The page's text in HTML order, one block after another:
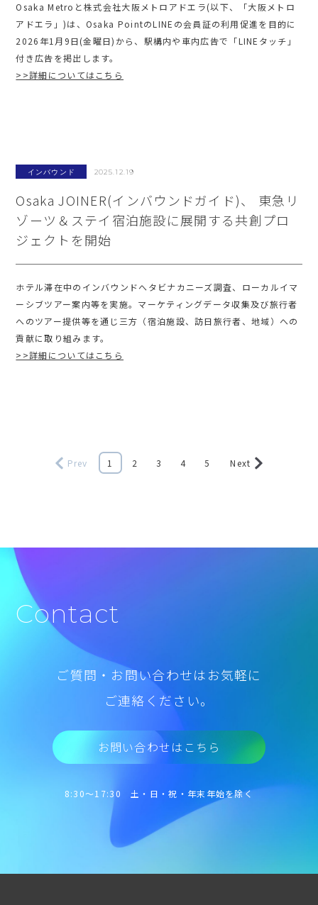
Osaka Metroと株式会社大阪メトロアドエラ(以下、「大阪メトロ
アドエラ」)は、Osaka PointのLINEの会員証の利用促進を目的に
2026年1月9日(金曜日)から、駅構内や車内広告で「LINEタッチ」
付き広告を掲出します。
>>詳細についてはこちら
インバウンド 2025.12.19
Osaka JOINER(インバウンドガイド)、 東急リ
ゾーツ＆ステイ宿泊施設に展開する共創プロ
ジェクトを開始
ホテル滞在中のインバウンドへタビナカニーズ調査、ローカルイマ
ーシブツアー案内等を実施。マーケティングデータ収集及び旅行者
へのツアー提供等を通じ三方（宿泊施設、訪日旅行者、地域）への
貢献に取り組みます。
>>詳細についてはこちら
Prev 1 2 3 4 5 Next
Contact
ご質問・お問い合わせはお気軽に
ご連絡ください。
お問い合わせはこちら
8:30～17:30 土・日・祝・年末年始を除く